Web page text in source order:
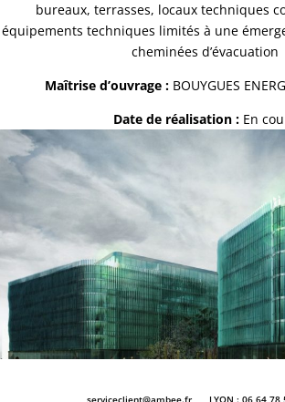
bureaux, terrasses, locaux techniques
équipements techniques limités à une
cheminées d’évacuation
Maîtrise d’ouvrage : BOUYGUES
Date de réalisation : En
serviceclient@ambee.fr LYON : 06 64 78